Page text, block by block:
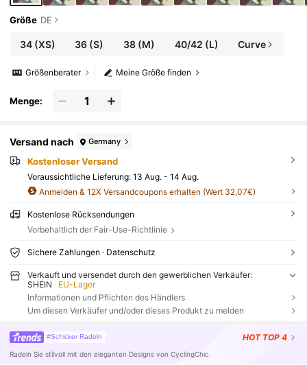
Größe DE
34(XS) 36 (S) 38(M) 40/42 (L) Curve
Meine Größe finden
Größenberater
Menge:
Versand nach Germany
Kostenloser Versand
Voraussichtliche Lieferung: 13 Aug. - 14 Aug.
Anmelden & 12X Versandcoupons erhalten (Wert 32,07€)
Kostenlose Rücksendungen
Vorbehaltlich der Fair-Use-Richtlinie
Sichere Zahlungen · Datenschutz
Verkauft und versendet durch den gewerblichen Verkäufer:
SHEIN
EU-Lager
Informationen und Pflichten des Händlers
Um diesen Verkäufer und/oder dieses Produkt zu melden
#Schicker Radeln HOT TOP 4
Radeln Sie stilvoll mit den eleganten Designs von CyclingChic.